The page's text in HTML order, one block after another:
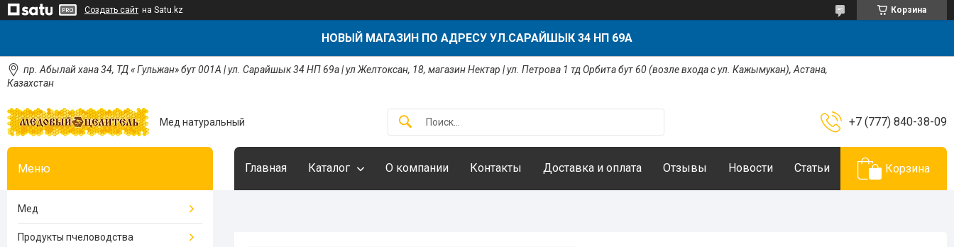
Создать сайт на Satu.kz Корзина
НОВЫЙ МАГАЗИН ПО АДРЕСУ УЛ.САРАЙШЫК 34 НП 69А
пр. Абылай хана 34, ТД « Гульжан» бут 001А | ул. Сарайшык 34 НП 69а | ул Желтоксан, 18, магазин Нектар | ул. Петрова 1 тд Орбита бут 60 (возле входа с ул. Кажымукан), Астана,
Казахстан
Мед натуральный +7 (777) 840-38-09
Главная Каталог О компании Контакты Доставка и оплата Отзывы Новости Статьи Корзина
Мед
Продукты пчеловодства